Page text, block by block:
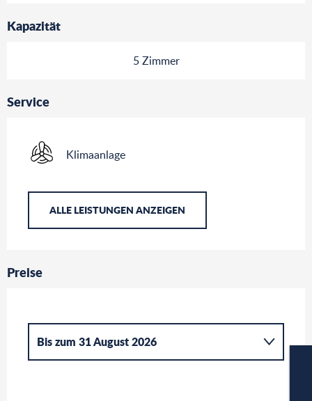
Kapazität
5 Zimmer
Service
Klimaanlage
ALLE LEISTUNGEN ANZEIGEN
Preise
Bis zum 31 August 2026